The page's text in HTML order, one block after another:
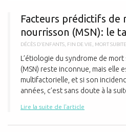
Facteurs prédictifs de
nourrisson (MSN): le
DÉCÈS D'ENFANTS FIN DE VIE MORT
L’étiologie du syndrome de
(MSN) reste inconnue, mais elle
multifactorielle, et si son
années, c’est sans doute à la
Lire la suite de l'article